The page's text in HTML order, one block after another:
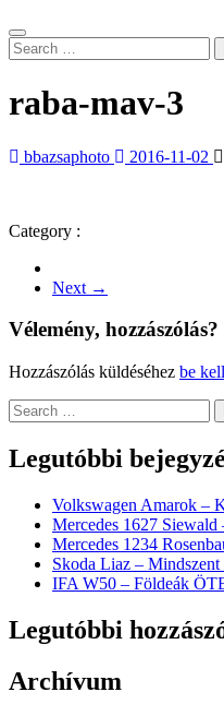
raba-mav-3
bbazsaphoto 2016-11-02
Category :
Next →
Vélemény, hozzászólás?
Hozzászólás küldéséhez be
Legutóbbi
Volkswagen Amarok –
Mercedes 1627
Mercedes 1234
Skoda Liaz –
IFA W50 – Földeák
Legutóbbi
Archívum